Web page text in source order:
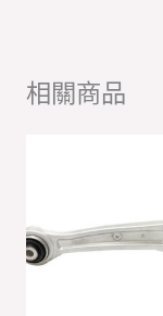
相關商品